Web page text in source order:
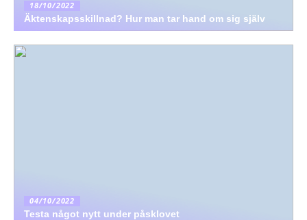
18/10/2022
Äktenskapsskillnad? Hur man tar hand om sig själv
04/10/2022
Testa något nytt under påsklovet